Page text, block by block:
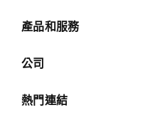
產品和服務
公司
熱門連結